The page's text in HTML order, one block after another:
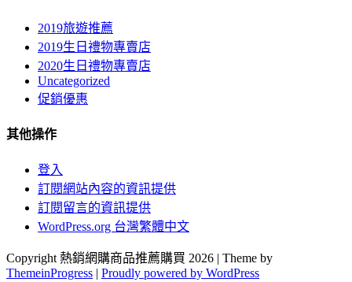
2019旅遊推薦
2019生日禮物專賣店
2020生日禮物專賣店
Uncategorized
促銷優惠
其他操作
登入
訂閱網站內容的資訊提供
訂閱留言的資訊提供
WordPress.org 台灣繁體中文
Copyright 熱銷網購商品推薦購買 2026 | Theme by
ThemeinProgress | Proudly powered by WordPress